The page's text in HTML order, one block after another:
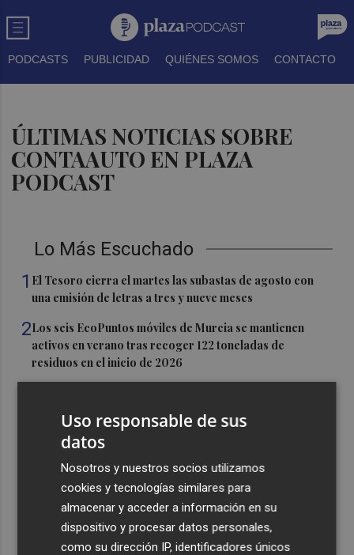
PODCASTS PUBLICIDAD QUIÉNES SOMOS CONTACTO
ÚLTIMAS NOTICIAS SOBRE
CONTAAUTO EN PLAZA
PODCAST
Lo Más Escuchado
1 El Tesoro cierra el martes las subastas de agosto con
una emisión de letras a tres y nueve meses
2Los seis EcoPuntos móviles de Murcia se mantienen
activos en verano tras recoger 122 toneladas de
residuos en el inicio de 2026
Engarcerán
y esteriliza a cerca de 2.990 gatos
Luís Castro: "El equipo debe tener la identidad del club;
no tener miedo a nadie y, cuando tengamos que sufrir,
sufrir todos juntos”
Uso responsable de sus
datos
Nosotros y nuestros socios utilizamos
cookies y tecnologías similares para
almacenar y acceder a información en su
dispositivo y procesar datos personales,
como su dirección IP, identificadores únicos